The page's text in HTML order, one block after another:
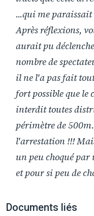
...qui me
Après réflexions,
aurait pu
nombre de
il ne l'a pas fait
fort possible que
interdit toutes
périmètre de
l'arrestation !!!
un peu choqué
et pour si peu de
Documents liés